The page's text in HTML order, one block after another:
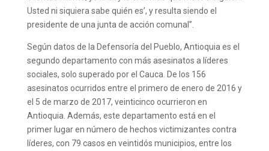
Usted ni siquiera sabe quién es’, y resulta siendo el
presidente de una junta de acción comunal”.
Según datos de la Defensoría del Pueblo, Antioquia es el
segundo departamento con más asesinatos a líderes
sociales, solo superado por el Cauca. De los 156
asesinatos ocurridos entre el primero de enero de 2016 y
el 5 de marzo de 2017, veinticinco ocurrieron en
Antioquia. Además, este departamento está en el
primer lugar en número de hechos victimizantes contra
líderes, con 79 casos en veintidós municipios, entre los